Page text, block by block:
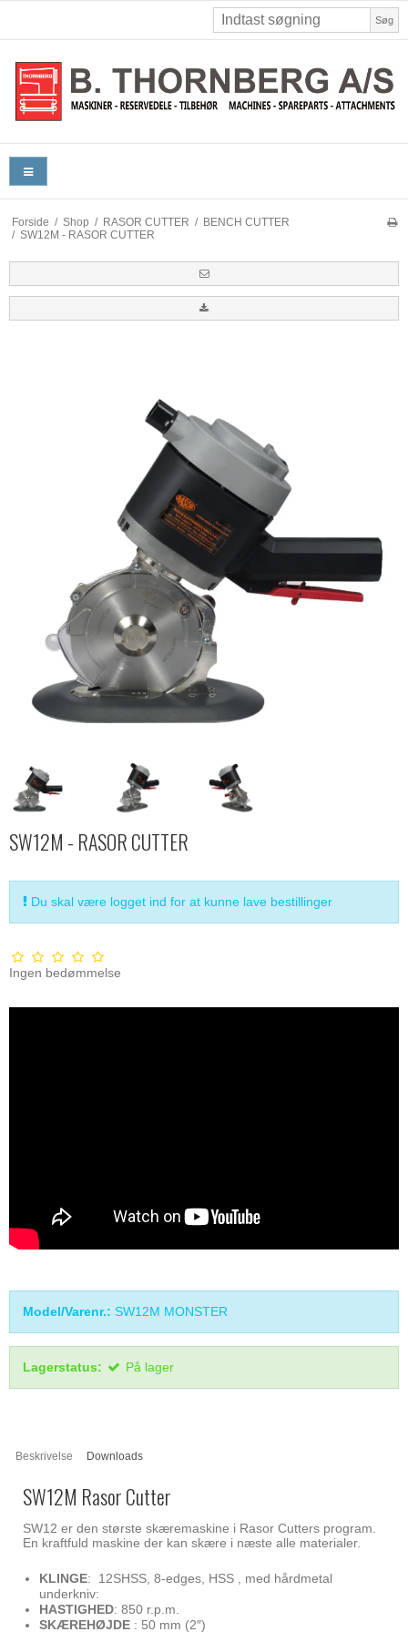
Søg
Forside / Shop / RASOR CUTTER / BENCH CUTTER
/ SW12M - RASOR CUTTER
SW12M - RASOR CUTTER
Du skal være logget ind for at kunne lave bestillinger
Ingen bedømmelse
Model/Varenr.: SW12M MONSTER
Lagerstatus: På lager
Beskrivelse Downloads
SW12M Rasor Cutter
SW12 er den største skæremaskine i Rasor Cutters program.
En kraftfuld maskine der kan skære i næste alle materialer.
KLINGE: 12SHSS, 8-edges, HSS , med hårdmetal
underkniv:
HASTIGHED: 850 r.p.m.
SKÆREHØJDE : 50 mm (2″)